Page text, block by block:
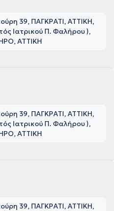
39, ΠΑΓΚΡΑΤΙ, ΑΤΤΙΚΗ
Ιατρικού Π. Φαλήρου ),
ΑΤΤΙΚΗ
39, ΠΑΓΚΡΑΤΙ, ΑΤΤΙΚΗ
Ιατρικού Π. Φαλήρου ),
ΑΤΤΙΚΗ
39, ΠΑΓΚΡΑΤΙ, ΑΤΤΙΚΗ